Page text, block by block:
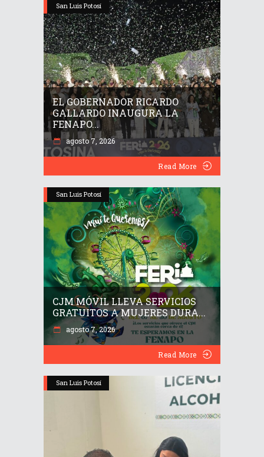
San Luis Potosí
EL GOBERNADOR RICARDO
GALLARDO INAUGURA LA
FENAPO...
agosto 7, 2026
Read More
San Luis Potosí
CJM MÓVIL LLEVA SERVICIOS
GRATUITOS A MUJERES DURA...
agosto 7, 2026
Read More
San Luis Potosí